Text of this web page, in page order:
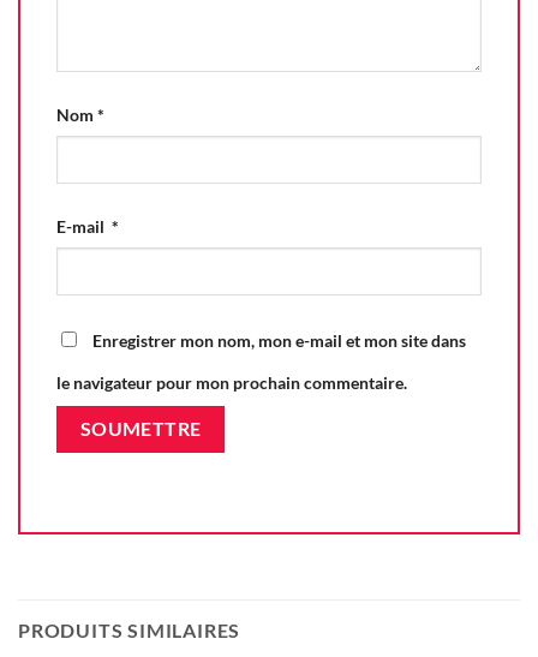
Nom *
E-mail *
Enregistrer mon nom, mon e-mail et mon site dans
le navigateur pour mon prochain commentaire.
PRODUITS SIMILAIRES